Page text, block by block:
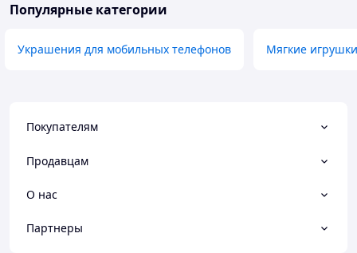
Популярные категории
Украшения для мобильных телефонов Мягкие игрушки
Покупателям
Продавцам
О нас
Партнеры